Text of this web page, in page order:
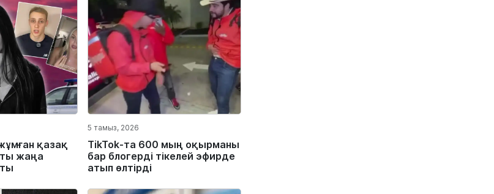
қазақ
жаңа
5 тамыз, 2026
TikTok-та 600 мың оқырманы
бар блогерді тікелей эфирде
атып өлтірді